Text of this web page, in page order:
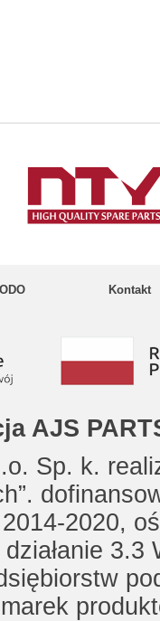
Kontakt
AJS
Sp. k.
2020,
marek